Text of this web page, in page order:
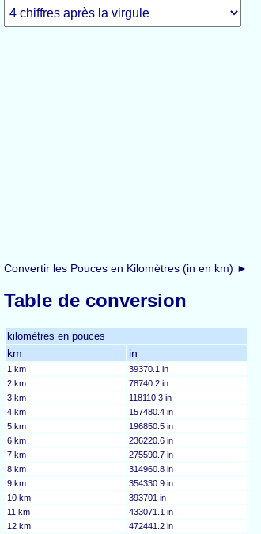
Convertir les Pouces en Kilomètres (in en km) ►
Table de conversion
kilomètres en pouces
km in
1 km
39370.1 in
2 km
78740.2 in
3 km
118110.3 in
4 km
157480.4 in
5 km
196850.5 in
6 km
236220.6 in
7 km
275590.7 in
8 km
314960.8 in
9 km
354330.9 in
10 km
393701 in
11 km
433071.1 in
12 km
472441.2 in